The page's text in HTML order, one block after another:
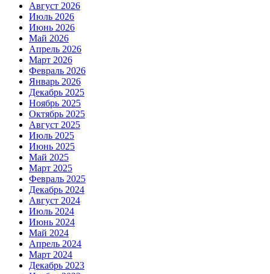
Август 2026
Июль 2026
Июнь 2026
Май 2026
Апрель 2026
Март 2026
Февраль 2026
Январь 2026
Декабрь 2025
Ноябрь 2025
Октябрь 2025
Август 2025
Июль 2025
Июнь 2025
Май 2025
Март 2025
Февраль 2025
Декабрь 2024
Август 2024
Июль 2024
Июнь 2024
Май 2024
Апрель 2024
Март 2024
Декабрь 2023